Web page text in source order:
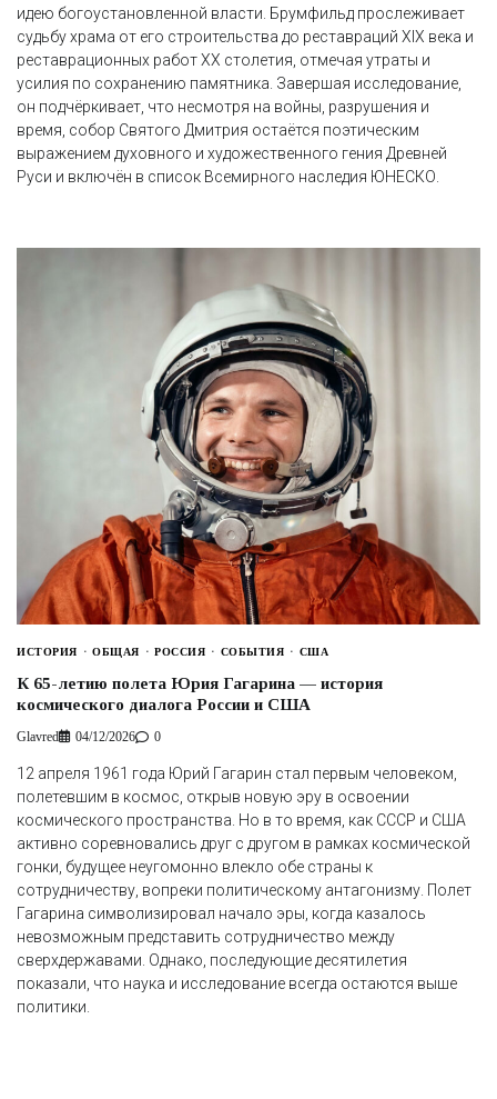
идею богоустановленной власти. Брумфильд прослеживает
судьбу храма от его строительства до реставраций XIX века и
реставрационных работ XX столетия, отмечая утраты и
усилия по сохранению памятника. Завершая исследование,
он подчёркивает, что несмотря на войны, разрушения и
время, собор Святого Дмитрия остаётся поэтическим
выражением духовного и художественного гения Древней
Руси и включён в список Всемирного наследия ЮНЕСКО.
ИСТОРИЯ ОБЩАЯ РОССИЯ СОБЫТИЯ США
К 65-летию полета Юрия Гагарина — история
космического диалога России и США
Glavred 04/12/2026 0
12 апреля 1961 года Юрий Гагарин стал первым человеком,
полетевшим в космос, открыв новую эру в освоении
космического пространства. Но в то время, как СССР и США
активно соревновались друг с другом в рамках космической
гонки, будущее неугомонно влекло обе страны к
сотрудничеству, вопреки политическому антагонизму. Полет
Гагарина символизировал начало эры, когда казалось
невозможным представить сотрудничество между
сверхдержавами. Однако, последующие десятилетия
показали, что наука и исследование всегда остаются выше
политики.